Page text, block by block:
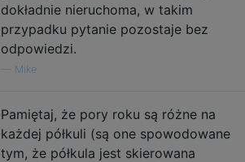
dokładnie nieruchoma, w takim
przypadku pytanie pozostaje bez
odpowiedzi.
Mike
Pamiętaj, że pory roku są różne na
każdej półkuli (są one spowodowane
tym, że półkula jest skierowana